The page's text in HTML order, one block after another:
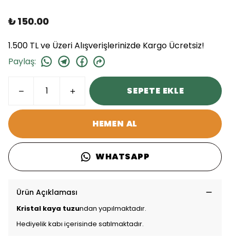
₺ 150.00
1.500 TL ve Üzeri Alışverişlerinizde Kargo Ücretsiz!
Paylaş:
SEPETE EKLE
HEMEN AL
WHATSAPP
Ürün Açıklaması
Kristal kaya tuzundan yapılmaktadır.
Hediyelik kabı içerisinde satılmaktadır.